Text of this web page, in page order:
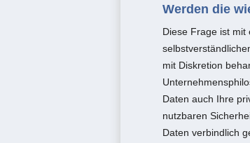
Werden die
Diese Frage ist mit
mit Diskretion
Daten auch Ihre
nutzbaren
Daten verbindlich